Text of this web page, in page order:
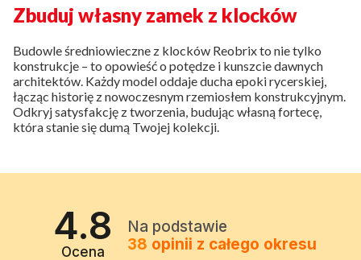
Zbuduj własny zamek z klocków
Budowle średniowieczne z klocków Reobrix to nie tylko
konstrukcje – to opowieść o potędze i kunszcie dawnych
architektów. Każdy model oddaje ducha epoki rycerskiej,
łącząc historię z nowoczesnym rzemiosłem konstrukcyjnym.
Odkryj satysfakcję z tworzenia, budując własną fortecę,
która stanie się dumą Twojej kolekcji.
4.8
Ocena
Na podstawie
38 opinii z całego okresu